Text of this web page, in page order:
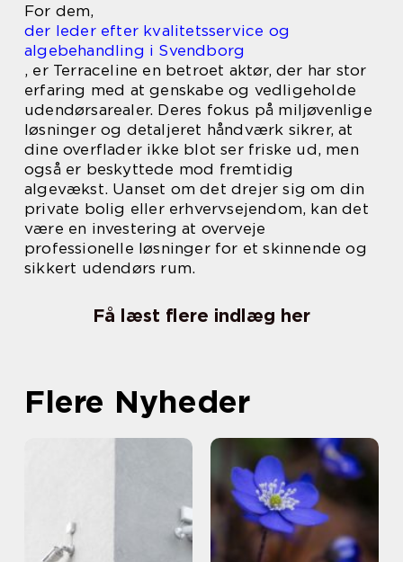
For dem,
der leder efter kvalitetsservice og
algebehandling i Svendborg
, er Terraceline en betroet aktør, der har stor
erfaring med at genskabe og vedligeholde
udendørsarealer. Deres fokus på miljøvenlige
løsninger og detaljeret håndværk sikrer, at
dine overflader ikke blot ser friske ud, men
også er beskyttede mod fremtidig
algevækst. Uanset om det drejer sig om din
private bolig eller erhvervsejendom, kan det
være en investering at overveje
professionelle løsninger for et skinnende og
sikkert udendørs rum.
Få læst flere indlæg her
Flere Nyheder